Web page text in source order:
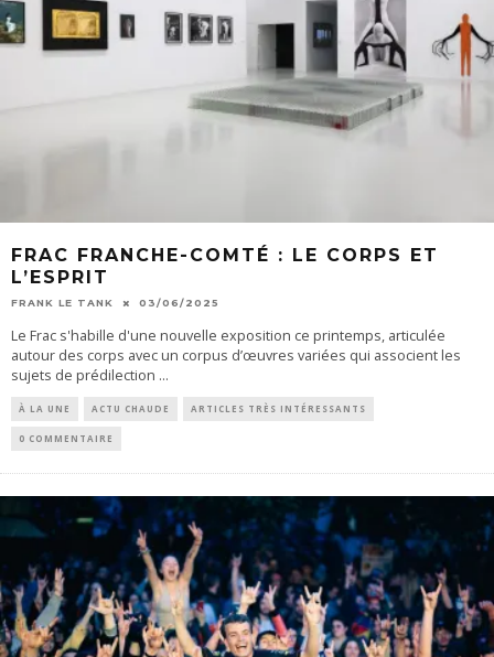
FRAC FRANCHE-COMTÉ : LE CORPS ET
L’ESPRIT
FRANK LE TANK 03/06/2025
Le Frac s'habille d'une nouvelle exposition ce printemps, articulée
autour des corps avec un corpus d’œuvres variées qui associent les
sujets de prédilection ...
À LA UNE ACTU CHAUDE ARTICLES TRÈS INTÉRESSANTS
0 COMMENTAIRE